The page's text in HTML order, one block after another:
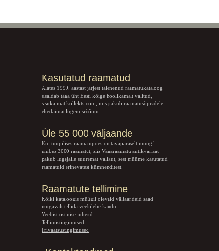
Kasutatud raamatud
Alates 1999. aastast järjest täienenud raamatukataloog
sisaldab täna üht Eesti kõige hoolikamalt valitud,
sisukaimat kollektsiooni, mis pakub raamatusõpradele
ehedaimat lugemisrõõmu.
Üle 55 000 väljaande
Kui tüüpilises raamatupoes on tavapäraselt müügil
umbes 3000 raamatut, siis Vanaraamatu antikvariaat
pakub lugejaile suuremat valikut, sest müüme kasutatud
raamatuid erinevatest kümnenditest.
Raamatute tellimine
Kõiki kataloogis müügil olevaid väljaandeid saad
mugavalt tellida veebilehe kaudu.
Veebist ostmise juhend
Tellimistingimused
Privaatsustingimused